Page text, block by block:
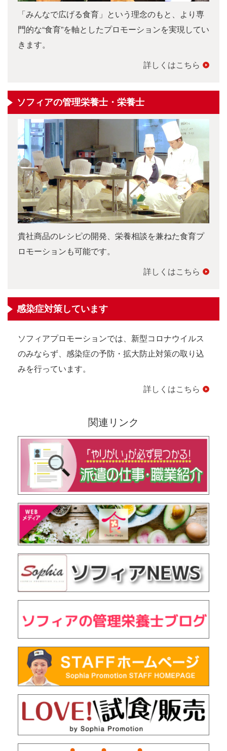
「みんなで広げる食育」という理念のもと、より専
門的な“食育”を軸としたプロモーションを実現してい
きます。
詳しくはこちら
ソフィアの管理栄養士・栄養士
貴社商品のレシピの開発、栄養相談を兼ねた食育プ
ロモーションも可能です。
詳しくはこちら
感染症対策しています
ソフィアプロモーションでは、新型コロナウイルス
のみならず、感染症の予防・拡大防止対策の取り込
みを行っています。
詳しくはこちら
関連リンク